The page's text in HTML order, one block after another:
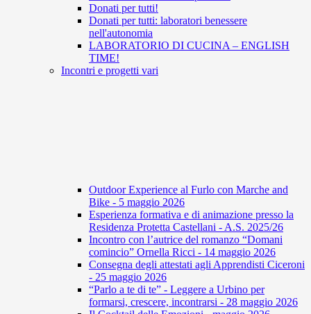
Donati per tutti!
Donati per tutti: laboratori benessere
nell'autonomia
LABORATORIO DI CUCINA – ENGLISH
TIME!
Incontri e progetti vari
Outdoor Experience al Furlo con Marche and
Bike - 5 maggio 2026
Esperienza formativa e di animazione presso la
Residenza Protetta Castellani - A.S. 2025/26
Incontro con l’autrice del romanzo “Domani
comincio” Ornella Ricci - 14 maggio 2026
Consegna degli attestati agli Apprendisti Ciceroni
- 25 maggio 2026
“Parlo a te di te” - Leggere a Urbino per
formarsi, crescere, incontrarsi - 28 maggio 2026